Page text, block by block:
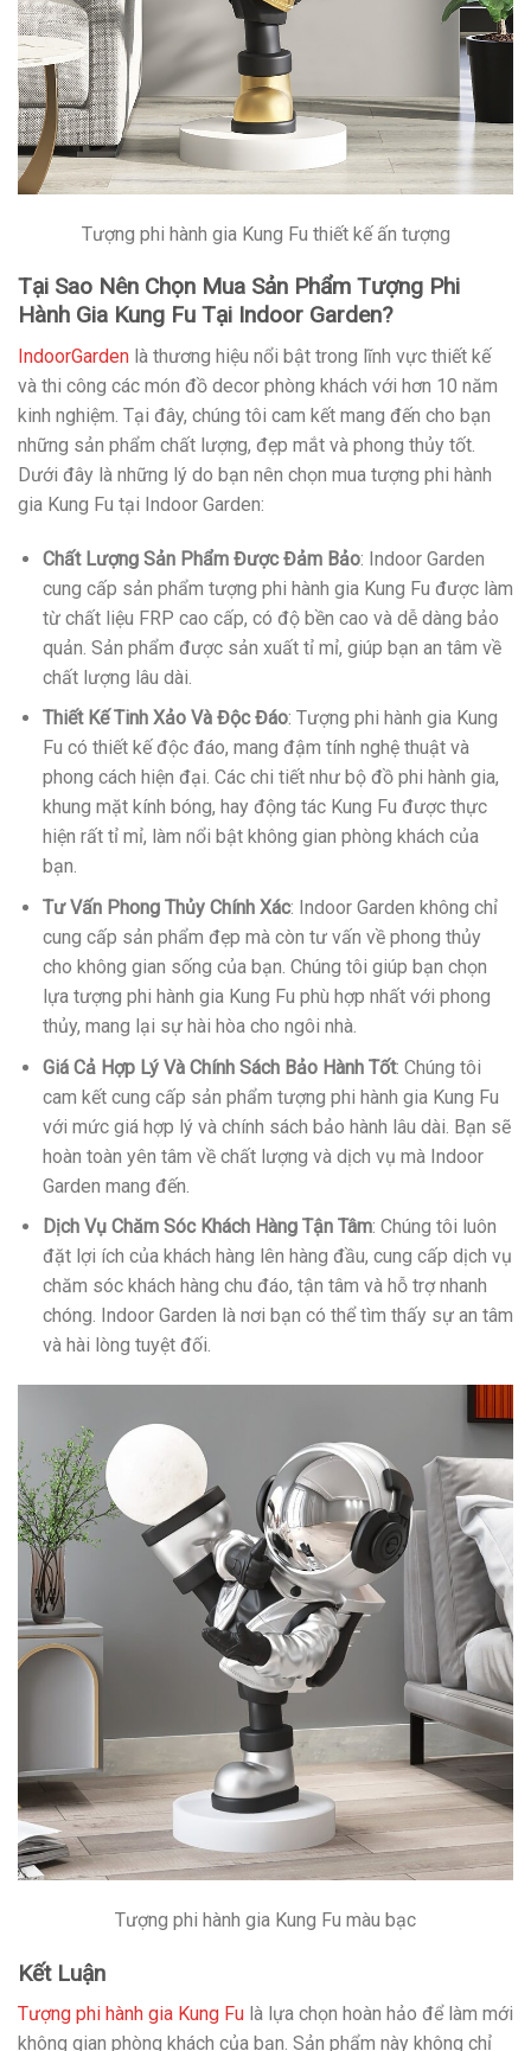
Tượng phi hành gia Kung Fu thiết kế ấn tượng
Tại Sao Nên Chọn Mua Sản Phẩm Tượng Phi
Hành Gia Kung Fu Tại Indoor Garden?
IndoorGarden là thương hiệu nổi bật trong lĩnh vực thiết kế
và thi công các món đồ decor phòng khách với hơn 10 năm
kinh nghiệm. Tại đây, chúng tôi cam kết mang đến cho bạn
những sản phẩm chất lượng, đẹp mắt và phong thủy tốt.
Dưới đây là những lý do bạn nên chọn mua tượng phi hành
gia Kung Fu tại Indoor Garden:
Chất Lượng Sản Phẩm Được Đảm Bảo: Indoor Garden
cung cấp sản phẩm tượng phi hành gia Kung Fu được làm
từ chất liệu FRP cao cấp, có độ bền cao và dễ dàng bảo
quản. Sản phẩm được sản xuất tỉ mỉ, giúp bạn an tâm về
chất lượng lâu dài.
Thiết Kế Tinh Xảo Và Độc Đáo: Tượng phi hành gia Kung
Fu có thiết kế độc đáo, mang đậm tính nghệ thuật và
phong cách hiện đại. Các chi tiết như bộ đồ phi hành gia,
khung mặt kính bóng, hay động tác Kung Fu được thực
hiện rất tỉ mỉ, làm nổi bật không gian phòng khách của
bạn.
Tư Vấn Phong Thủy Chính Xác: Indoor Garden không chỉ
cung cấp sản phẩm đẹp mà còn tư vấn về phong thủy
cho không gian sống của bạn. Chúng tôi giúp bạn chọn
lựa tượng phi hành gia Kung Fu phù hợp nhất với phong
thủy, mang lại sự hài hòa cho ngôi nhà.
Giá Cả Hợp Lý Và Chính Sách Bảo Hành Tốt: Chúng tôi
cam kết cung cấp sản phẩm tượng phi hành gia Kung Fu
với mức giá hợp lý và chính sách bảo hành lâu dài. Bạn sẽ
hoàn toàn yên tâm về chất lượng và dịch vụ mà Indoor
Garden mang đến.
Dịch Vụ Chăm Sóc Khách Hàng Tận Tâm: Chúng tôi luôn
đặt lợi ích của khách hàng lên hàng đầu, cung cấp dịch vụ
chăm sóc khách hàng chu đáo, tận tâm và hỗ trợ nhanh
chóng. Indoor Garden là nơi bạn có thể tìm thấy sự an tâm
và hài lòng tuyệt đối.
Tượng phi hành gia Kung Fu màu bạc
Kết Luận
Tượng phi hành gia Kung Fu là lựa chọn hoàn hảo để làm mới
không gian phòng khách của bạn. Sản phẩm này không chỉ